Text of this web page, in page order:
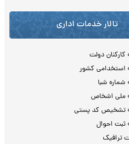
تالار خدمات اداری
کارکنان دولت
استخدامی کشور
شماره شبا
ملی اشخاص
تشخیص کد پستی
ثبت احوال
ترافیک